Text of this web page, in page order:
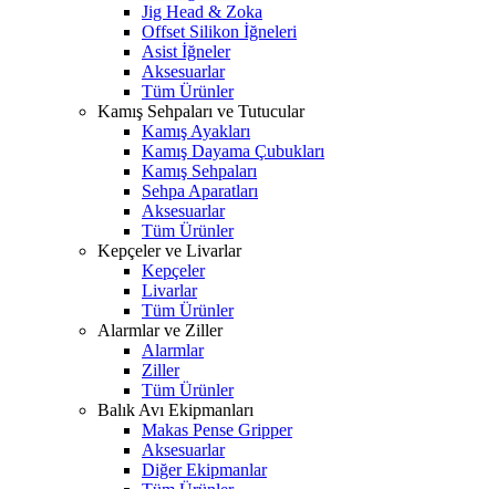
Jig Head & Zoka
Offset Silikon İğneleri
Asist İğneler
Aksesuarlar
Tüm Ürünler
Kamış Sehpaları ve Tutucular
Kamış Ayakları
Kamış Dayama Çubukları
Kamış Sehpaları
Sehpa Aparatları
Aksesuarlar
Tüm Ürünler
Kepçeler ve Livarlar
Kepçeler
Livarlar
Tüm Ürünler
Alarmlar ve Ziller
Alarmlar
Ziller
Tüm Ürünler
Balık Avı Ekipmanları
Makas Pense Gripper
Aksesuarlar
Diğer Ekipmanlar